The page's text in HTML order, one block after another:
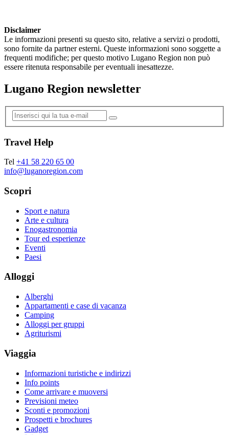
Disclaimer
Le informazioni presenti su questo sito, relative a servizi o prodotti,
sono fornite da partner esterni. Queste informazioni sono soggette a
frequenti modifiche; per questo motivo Lugano Region non può
essere ritenuta responsabile per eventuali inesattezze.
Lugano Region newsletter
Travel Help
Tel +41 58 220 65 00
info@luganoregion.com
Scopri
Sport e natura
Arte e cultura
Enogastronomia
Tour ed esperienze
Eventi
Paesi
Alloggi
Alberghi
Appartamenti e case di vacanza
Camping
Alloggi per gruppi
Agriturismi
Viaggia
Informazioni turistiche e indirizzi
Info points
Come arrivare e muoversi
Previsioni meteo
Sconti e promozioni
Prospetti e brochures
Gadget